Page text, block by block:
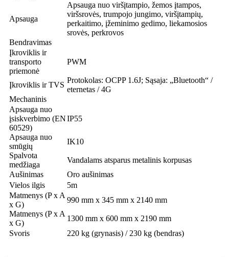
Apsauga
Apsauga nuo viršįtampio, žemos įtampos,
viršsrovės, trumpojo jungimo, viršįtampių,
perkaitimo, įžeminimo gedimo, liekamosios
srovės, perkrovos
Bendravimas
Įkroviklis ir
transporto
priemonė
PWM
Įkroviklis ir TVS
Protokolas: OCPP 1.6J; Sąsaja: „Bluetooth“ /
eternetas / 4G
Mechaninis
Apsauga nuo
įsiskverbimo (EN
60529)
IP55
Apsauga nuo
smūgių
IK10
Spalvota
medžiaga
Vandalams atsparus metalinis korpusas
Aušinimas
Oro aušinimas
Vielos ilgis
5m
Matmenys (P x A
x G)
990 mm x 345 mm x 2140 mm
Matmenys (P x A
x G)
1300 mm x 600 mm x 2190 mm
Svoris
220 kg (grynasis) / 230 kg (bendras)